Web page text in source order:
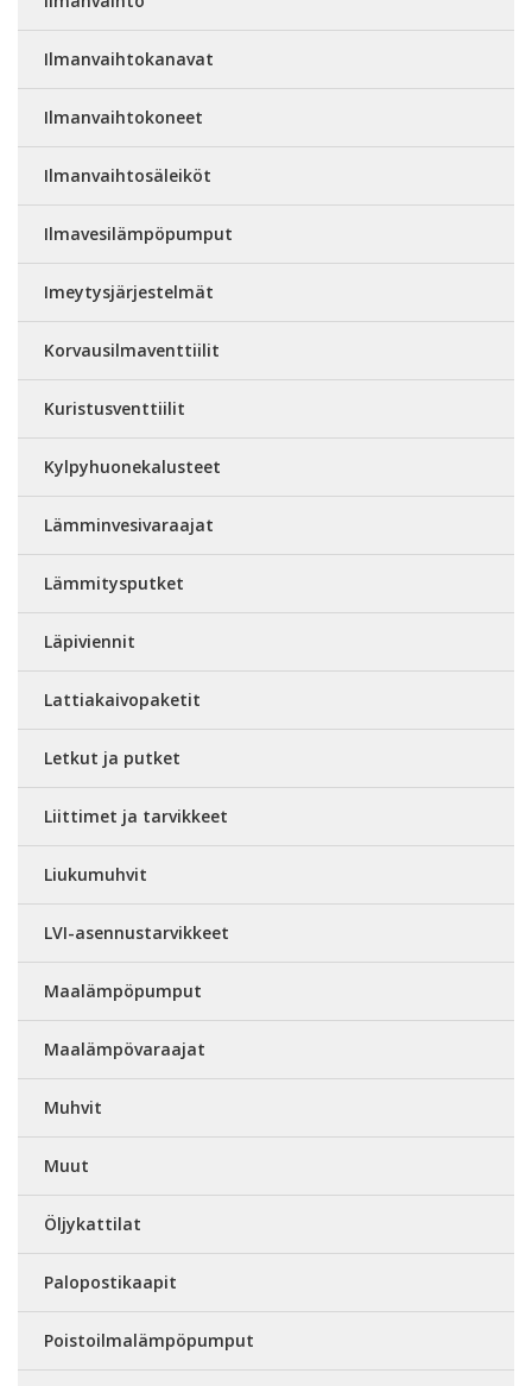
Ilmanvaihtokanavat
Ilmanvaihtokoneet
Ilmanvaihtosäleiköt
Ilmavesilämpöpumput
Imeytysjärjestelmät
Korvausilmaventtiilit
Kuristusventtiilit
Kylpyhuonekalusteet
Lämminvesivaraajat
Lämmitysputket
Läpiviennit
Lattiakaivopaketit
Letkut ja putket
Liittimet ja tarvikkeet
Liukumuhvit
LVI-asennustarvikkeet
Maalämpöpumput
Maalämpövaraajat
Muhvit
Muut
Öljykattilat
Palopostikaapit
Poistoilmalämpöpumput